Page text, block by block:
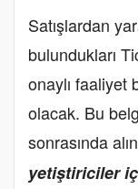
Satışlardan
bulundukları
onaylı faaliyet
olacak. Bu
sonrasında
yetiştiriciler